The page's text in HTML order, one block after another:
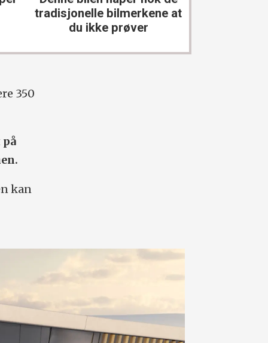
tradisjonelle bilmerkene at
du ikke prøver
350
kan